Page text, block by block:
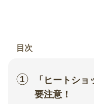
目次
「ヒートシ
要注意！